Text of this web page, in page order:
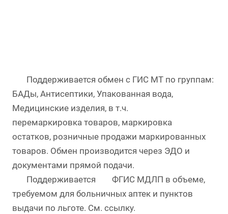
Поддерживается обмен с ГИС МТ по группам:
БАДы, Антисептики, Упакованная вода,
Медицинские изделия, в т.ч.
перемаркировка товаров, маркировка
остатков, розничные продажи маркированных
товаров. Обмен производится через ЭДО и
документами прямой подачи.
Поддерживается ФГИС МДЛП в объеме,
требуемом для больничных аптек и пунктов
выдачи по льготе. См. ссылку.